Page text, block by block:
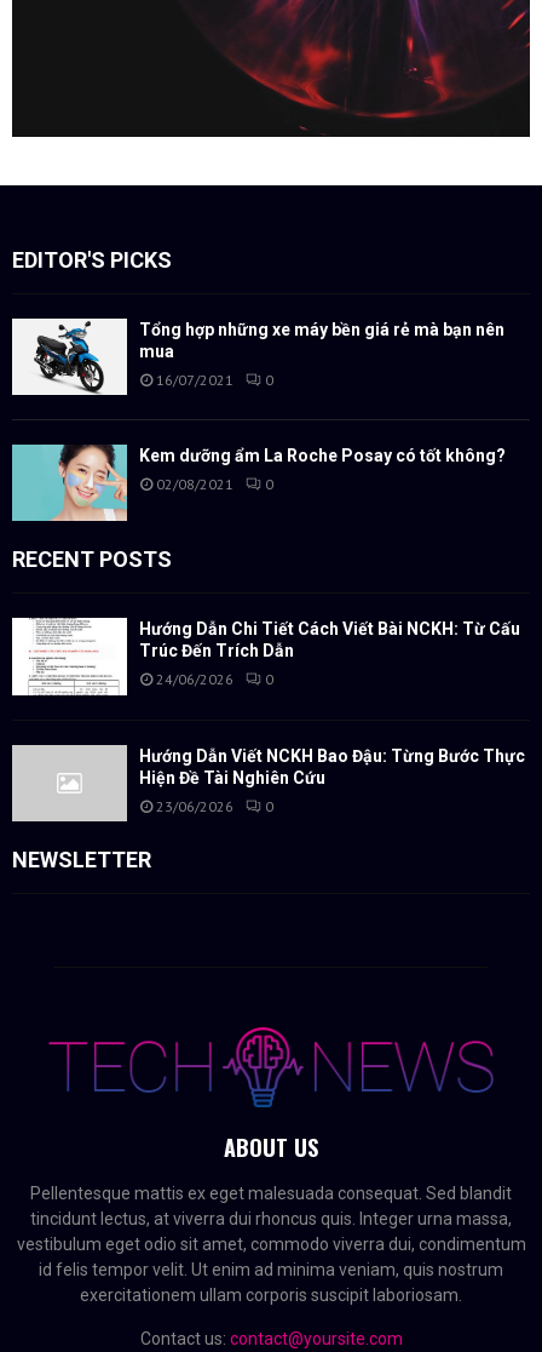
EDITOR'S PICKS
Tổng hợp những xe máy bền giá rẻ mà bạn nên
mua
16/07/2021 0
Kem dưỡng ẩm La Roche Posay có tốt không?
02/08/2021 0
RECENT POSTS
Hướng Dẫn Chi Tiết Cách Viết Bài NCKH: Từ Cấu
Trúc Đến Trích Dẫn
24/06/2026 0
Hướng Dẫn Viết NCKH Bao Đậu: Từng Bước Thực
Hiện Đề Tài Nghiên Cứu
23/06/2026 0
NEWSLETTER
ABOUT US
Pellentesque mattis ex eget malesuada consequat. Sed blandit
tincidunt lectus, at viverra dui rhoncus quis. Integer urna massa,
vestibulum eget odio sit amet, commodo viverra dui, condimentum
id felis tempor velit. Ut enim ad minima veniam, quis nostrum
exercitationem ullam corporis suscipit laboriosam.
Contact us: contact@yoursite.com